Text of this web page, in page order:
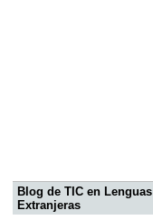
Blog de TIC en Lenguas
Extranjeras